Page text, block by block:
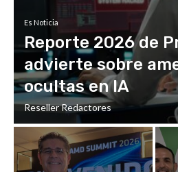
Es Noticia
Reporte 2026 de
advierte sobre
ocultas en IA
Reseller Redactores